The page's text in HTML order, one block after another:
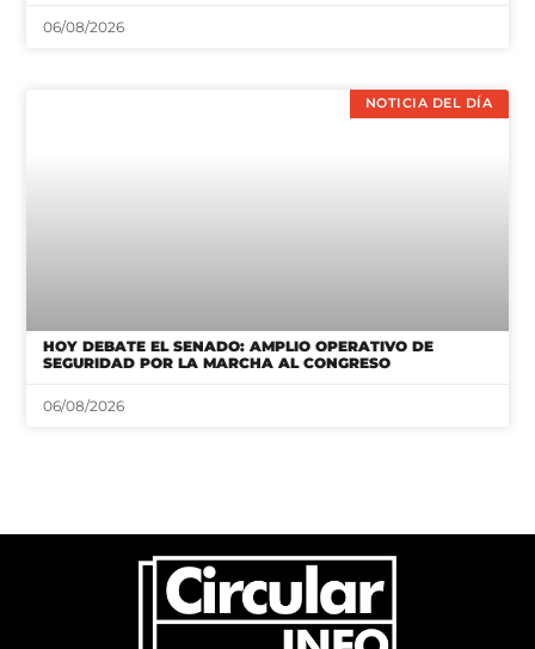
06/08/2026
NOTICIA DEL DÍA
HOY DEBATE EL SENADO: AMPLIO OPERATIVO DE
SEGURIDAD POR LA MARCHA AL CONGRESO
06/08/2026